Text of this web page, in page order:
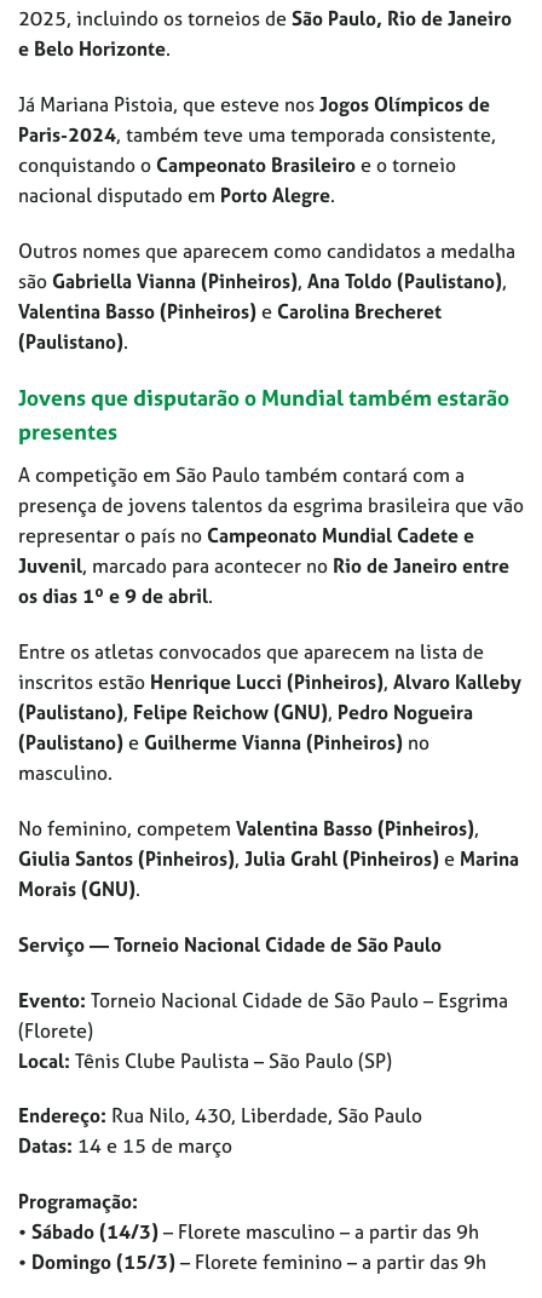
2025, incluindo os torneios deSão Paulo, Rio de Janeiro
e Belo Horizonte.
Já Mariana Pistoia, que esteve nosJogos Olímpicos de
Paris-2024, também teve uma temporada consistente,
conquistando oCampeonato Brasileiroe o torneio
nacional disputado em Porto Alegre.
Outros nomes que aparecem como candidatos a medalha
sãoGabriella Vianna (Pinheiros), Ana Toldo (Paulistano),
Valentina Basso (Pinheiros)eCarolina Brecheret
(Paulistano).
Jovens que disputarão o Mundial também estarão
presentes
A competição em São Paulo também contará com a
presença de jovens talentos da esgrima brasileira que vão
representar o país noCampeonato Mundial Cadete e
Juvenil, marcado para acontecer no Rio de Janeiro entre
os dias 1º e 9 de abril.
Entre os atletas convocados que aparecem na lista de
inscritos estão Henrique Lucci (Pinheiros), Alvaro Kalleby
(Paulistano), Felipe Reichow (GNU), Pedro Nogueira
(Paulistano)eGuilherme Vianna (Pinheiros) no
masculino.
No feminino, competem Valentina Basso (Pinheiros),
Giulia Santos (Pinheiros), Julia Grahl (Pinheiros)e Marina
Morais (GNU).
Serviço — Torneio Nacional Cidade de São Paulo
Evento: Torneio Nacional Cidade de São Paulo – Esgrima
(Florete)
Local: Tênis Clube Paulista – São Paulo (SP)
Endereço: Rua Nilo, 430, Liberdade, São Paulo
Datas: 14 e 15 de março
Programação:
• Sábado (14/3)– Florete masculino – a partir das 9h
• Domingo (15/3)– Florete feminino – a partir das 9h